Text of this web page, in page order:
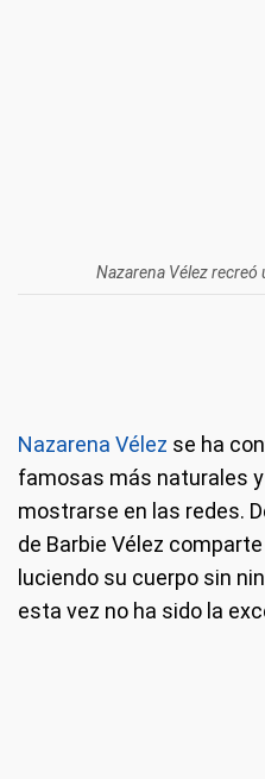
Nazarena Vélez recreó
Nazarena Vélez se ha
famosas más naturales
mostrarse en las redes.
de Barbie Vélez
luciendo su cuerpo sin
esta vez no ha sido la